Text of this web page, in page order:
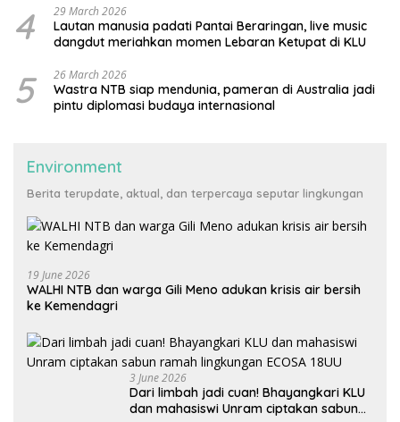
4 29 March 2026
Lautan manusia padati Pantai Beraringan, live music
dangdut meriahkan momen Lebaran Ketupat di KLU
5 26 March 2026
Wastra NTB siap mendunia, pameran di Australia jadi
pintu diplomasi budaya internasional
Environment
Berita terupdate, aktual, dan terpercaya seputar lingkungan
19 June 2026
WALHI NTB dan warga Gili Meno adukan krisis air bersih
ke Kemendagri
3 June 2026
Dari limbah jadi cuan! Bhayangkari KLU
dan mahasiswi Unram ciptakan sabun